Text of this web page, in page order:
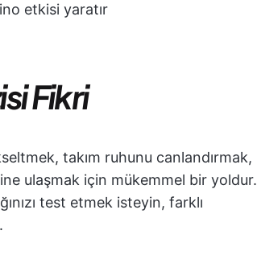
etkisi yaratır
Fikri
takım ruhunu canlandırmak,
ulaşmak için mükemmel bir yoldur.
test etmek isteyin, farklı